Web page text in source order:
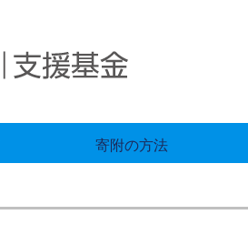
寄附の方法